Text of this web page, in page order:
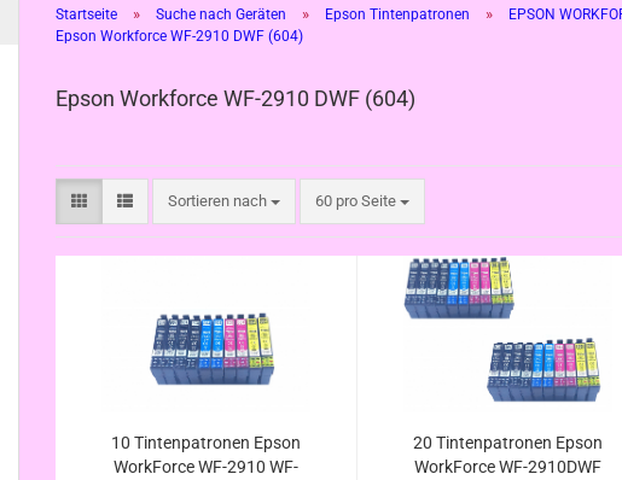
Startseite » Suche nach Geräten » Epson Tintenpatronen »
EPSON
Epson Workforce WF-2910 DWF (604)
Epson Workforce WF-2910 DWF (604)
Sortieren nach
Sortieren nach 60 pro Seite
pro Seite
10 Tintenpatronen Epson
WorkForce WF-2910 WF-
20 Tintenpatronen Epson
WorkForce WF-2910DWF